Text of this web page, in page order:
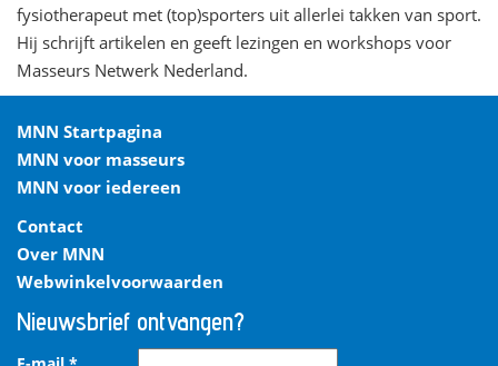
fysiotherapeut met (top)sporters uit allerlei takken van sport.
Hij schrijft artikelen en geeft lezingen en workshops voor
Masseurs Netwerk Nederland.
MNN Startpagina
MNN voor masseurs
MNN voor iedereen
Contact
Over MNN
Webwinkelvoorwaarden
Nieuwsbrief ontvangen?